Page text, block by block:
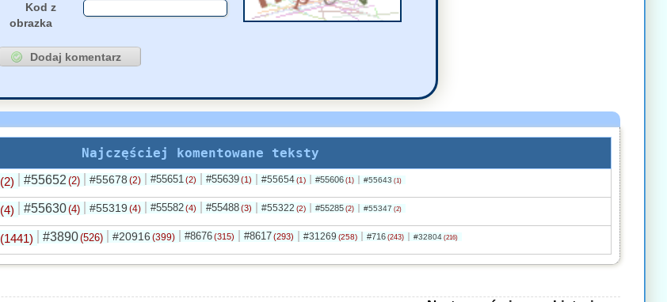
Kod z
obrazka
Najczęściej komentowane teksty
(2) #55652 (2) #55678 (2) #55651 (2) #55639 (1) #55654 (1) #55606 (1) #55643 (1)
(4) #55630(4) #55319 (4) #55582 (4) #55488 (3) #55322 (2) #55285 (2) #55347 (2)
(1441) #3890(526) #20916 (399) #8676 (315) #8617 (293) #31269 (258) #716 (243) #32804 (216)